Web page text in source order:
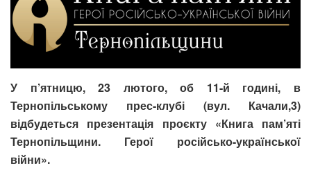
У п’ятницю, 23 лютого, об 11-й годині, в
Тернопільському прес-клубі (вул. Качали,3)
відбудеться презентація проєкту «Книга пам’яті
Тернопільщини. Герої російсько-української
війни».